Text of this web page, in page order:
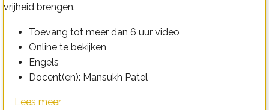
vrijheid brengen.
Toevang tot meer dan 6 uur video
Online te bekijken
Engels
Docent(en): Mansukh Patel
Lees meer